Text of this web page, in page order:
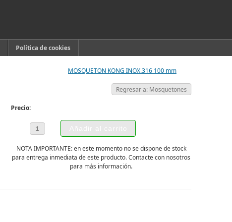
Política de cookies
MOSQUETON KONG INOX.316 100 mm
Regresar a: Mosquetones
Precio:
NOTA IMPORTANTE: en este momento no se dispone de stock
para entrega inmediata de este producto. Contacte con nosotros
para más información.